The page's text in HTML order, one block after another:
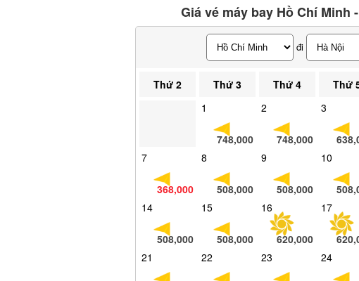
Giá vé máy bay Hồ Chí Minh
đi
Thứ 2 Thứ 3 Thứ 4 Thứ 5
748,000
2
748,000
3
7
368,000
8
508,000
9
508,000
10
14
508,000
15
508,000
16
620,000
17
21
22 23 24